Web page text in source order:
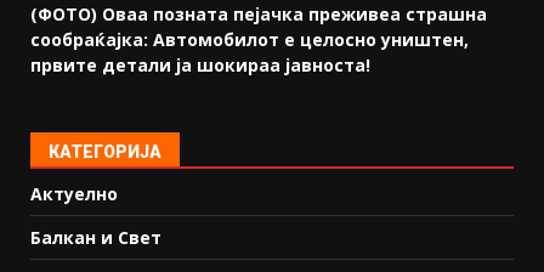
(ФОТО) Оваа позната пејачка преживеа страшна
сообраќајка: Автомобилот е целосно уништен,
првите детали ја шокираа јавноста!
КАТЕГОРИЈА
Актуелно
Балкан и Свет